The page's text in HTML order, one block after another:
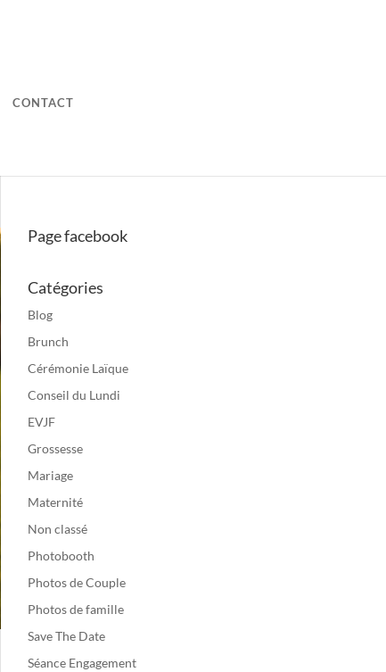
CONTACT
Page facebook
Catégories
Blog
Brunch
Cérémonie Laïque
Conseil du Lundi
EVJF
Grossesse
Mariage
Maternité
Non classé
Photobooth
Photos de Couple
Photos de famille
Save The Date
Séance Engagement